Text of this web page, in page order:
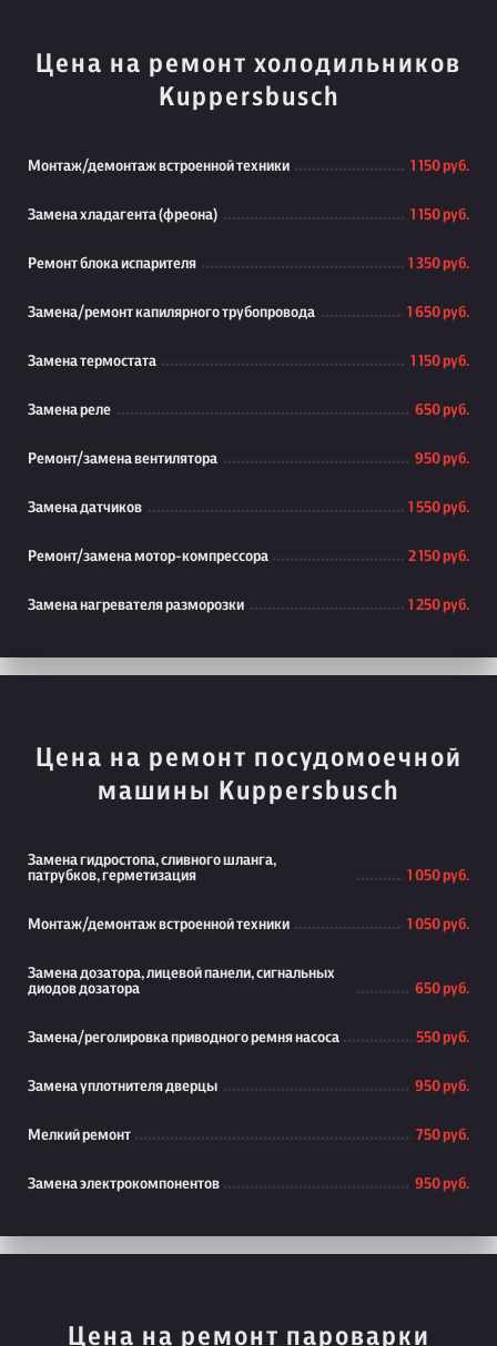
Цена на ремонт холодильников
Kuppersbusch
Монтаж/демонтаж встроенной техники 1 150 руб.
Замена хладагента (фреона) 1 150 руб.
Ремонт блока испарителя 1 350 руб.
Замена/ремонт капилярного трубопровода 1 650 руб.
Замена термостата 1 150 руб.
Замена реле 650 руб.
Ремонт/замена вентилятора 950 руб.
Замена датчиков 1 550 руб.
Ремонт/замена мотор-компрессора 2 150 руб.
Замена нагревателя разморозки 1 250 руб.
Цена на ремонт посудомоечной
машины Kuppersbusch
Замена гидростопа, сливного шланга,
патрубков, герметизация
1 050 руб.
Монтаж/демонтаж встроенной техники 1 050 руб.
Замена дозатора, лицевой панели, сигнальных
диодов дозатора
650 руб.
Замена/реголировка приводного ремня насоса 550 руб.
Замена уплотнителя дверцы 950 руб.
Мелкий ремонт 750 руб.
Замена электрокомпонентов 950 руб.
Цена на ремонт пароварки